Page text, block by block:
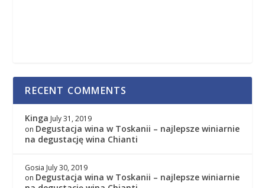
RECENT COMMENTS
Kinga July 31, 2019
on Degustacja wina w Toskanii – najlepsze winiarnie
na degustację wina Chianti
Gosia July 30, 2019
on Degustacja wina w Toskanii – najlepsze winiarnie